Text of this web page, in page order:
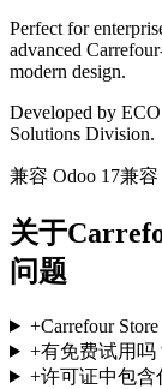
Perfect for
advanced
modern design.
Developed by
Solutions Division.
兼容 Odoo 17兼容
关于
问题
+Carrefour
+有免费试用吗
+许可证中包含